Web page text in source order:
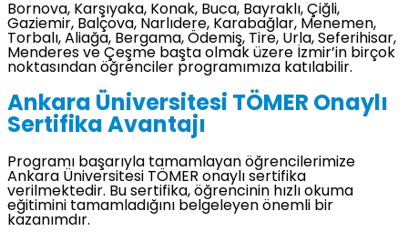
Bornova, Karşıyaka, Konak, Buca, Bayraklı, Çiğli,
Gaziemir, Balçova, Narlıdere, Karabağlar, Menemen,
Torbalı, Aliağa, Bergama, Ödemiş, Tire, Urla, Seferihisar,
Menderes ve Çeşme başta olmak üzere İzmir’in birçok
noktasından öğrenciler programımıza katılabilir.
Ankara Üniversitesi TÖMER Onaylı
Sertifika Avantajı
Programı başarıyla tamamlayan öğrencilerimize
Ankara Üniversitesi TÖMER onaylı sertifika
verilmektedir. Bu sertifika, öğrencinin hızlı okuma
eğitimini tamamladığını belgeleyen önemli bir
kazanımdır.